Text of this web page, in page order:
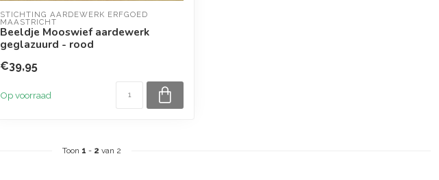
STICHTING AARDEWERK ERFGOED
MAASTRICHT
Beeldje Mooswief aardewerk
geglazuurd - rood
€39,95
Op voorraad
Toon 1 - 2 van 2